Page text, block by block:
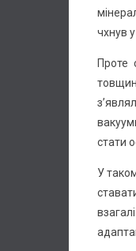
чхнув
Проте
стати
У